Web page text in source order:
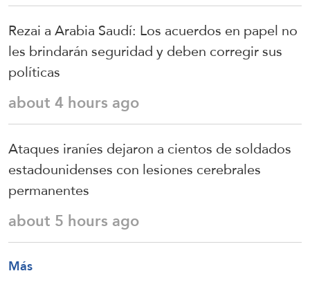
Rezai a Arabia Saudí: Los acuerdos en papel no
les brindarán seguridad y deben corregir sus
políticas
about 4 hours ago
Ataques iraníes dejaron a cientos de soldados
estadounidenses con lesiones cerebrales
permanentes
about 5 hours ago
Más